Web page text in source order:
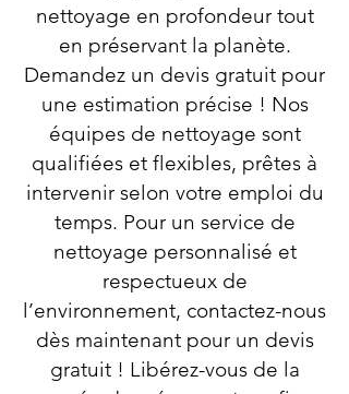
nettoyage en profondeur tout
en préservant la planète.
Demandez un devis gratuit pour
une estimation précise ! Nos
équipes de nettoyage sont
qualifiées et flexibles, prêtes à
intervenir selon votre emploi du
temps. Pour un service de
nettoyage personnalisé et
respectueux de
l’environnement, contactez-nous
dès maintenant pour un devis
gratuit ! Libérez-vous de la